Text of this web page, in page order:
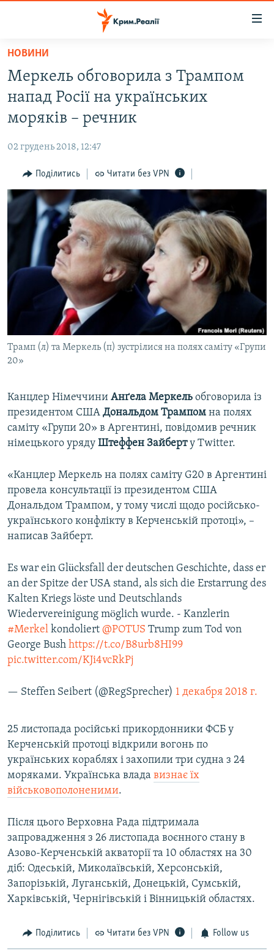
Перейти
основного
матеріалу
до
основної
навігації
Перейти
до
пошуку
ВОДА.КРИМ
ВІДЕО ТА ФОТО
БЛОГИ
ПОГЛЯД
ІНТЕРВ'Ю
ВСЕ ЗА ДЕНЬ
СПЕЦПРОЕКТИ
ДЕПОРТАЦІЯ
ВІДЕОУРОКИ «ELIFBE»
СВІДЧЕННЯ ОКУПАЦІЇ
УКРАЇНСЬКА ПРОБЛЕМА КРИМУ
ІНФОГРАФІКА
ЯК ОБІЙТИ БЛОКУВАННЯ
Qırımtatar
ДОЛУЧАЙСЯ!
Усі сайти RFE/RL
НОВИНИ
Меркель обговорила з Трампом
напад Росії на українських
моряків – речник
02 грудень 2018, 12:47
Поділитись Читати без VPN
Трамп (л) та Меркель (п) зустрілися на полях саміту «Групи
20»
Канцлер Німеччини Анґела Меркель обговорила із
президентом США Дональдом Трампом на полях
саміту «Групи 20» в Аргентині, повідомив речник
німецького уряду Штеффен Зайберту Twitter.
«Канцлер Меркель на полях саміту G20 в Аргентині
провела консультації із президентом США
Дональдом Трампом, у тому числі щодо російсько-
українського конфлікту в Керченській протоці», –
написав Зайберт.
Es war ein Glücksfall der deutschen Geschichte, dass er
an der Spitze der USA stand, als sich die Erstarrung des
Kalten Kriegs löste und Deutschlands
Wiedervereinigung möglich wurde. - Kanzlerin
#Merkel kondoliert @POTUS Trump zum Tod von
George Bush https://t.co/B8urb8HI99
pic.twitter.com/KJi4vcRkPj
— Steffen Seibert (@RegSprecher) 1 декабря 2018 г.
25 листопада російські прикордонники ФСБ у
Керченській протоці відкрили вогонь по
українських кораблях і захопили три судна з 24
моряками. Українська влада визнає їх
військовополоненими.
Після цього Верховна Рада підтримала
запровадження з 26 листопада воєнного стану в
Азово-Керченській акваторії та 10 областях на 30
діб: Одеській, Миколаївській, Херсонській,
Запорізькій, Луганській, Донецькій, Сумській,
Харківській, Чернігівській і Вінницькій областях.
Поділитись Читати без VPN Follow us